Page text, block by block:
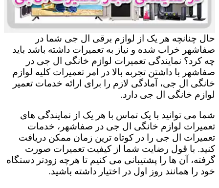
حال چنانچه هر یک از لوازم برقی ال جی شما در
صفاشهر خراب شده و نیاز به تعمیرات داشته باشد باید
چه کرد؟ نمایندگی تعمیرات لوازم خانگی ال جی در
صفاشهر با داشتن تجربه بالا در امر تعمیرات کلیه لوازم
خانگی ال جی، آمادگی لازم را برای ارائه خدمات تعمیر
لوازم خانگی ال جی دارد.
شما می توانید با یک تماس با هر یک از نمایندگی های
تعمیرات لوازم خانگی ال جی در صفاشهر، خدمات
تعمیرات ال جی را در کوتاه ترین زمان ممکن دریافت
کنید. با قول رضایت شما از کیفیت تعمیرات صورت
گرفته، آن ها را پشتیبانی می کنیم تا هرچه زودتر دستگاه
خود را همانند روز اول در اختیار داشته باشید.